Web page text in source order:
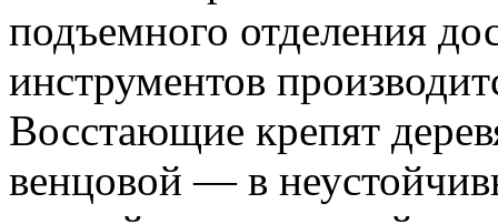
подъемного отделения
инструментов
Восстающие крепят
венцовой — в